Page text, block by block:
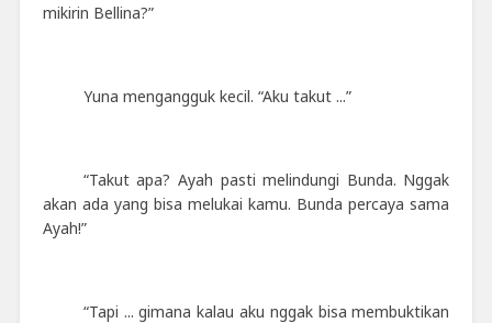
mikirin Bellina?”
Yuna mengangguk kecil. “Aku takut ...”
“Takut apa? Ayah pasti melindungi Bunda. Nggak
akan ada yang bisa melukai kamu. Bunda percaya sama
Ayah!”
“Tapi ... gimana kalau aku nggak bisa membuktikan